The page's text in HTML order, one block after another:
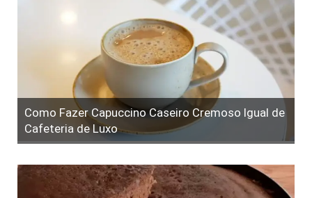
Como Fazer Capuccino Caseiro Cremoso Igual de
Cafeteria de Luxo